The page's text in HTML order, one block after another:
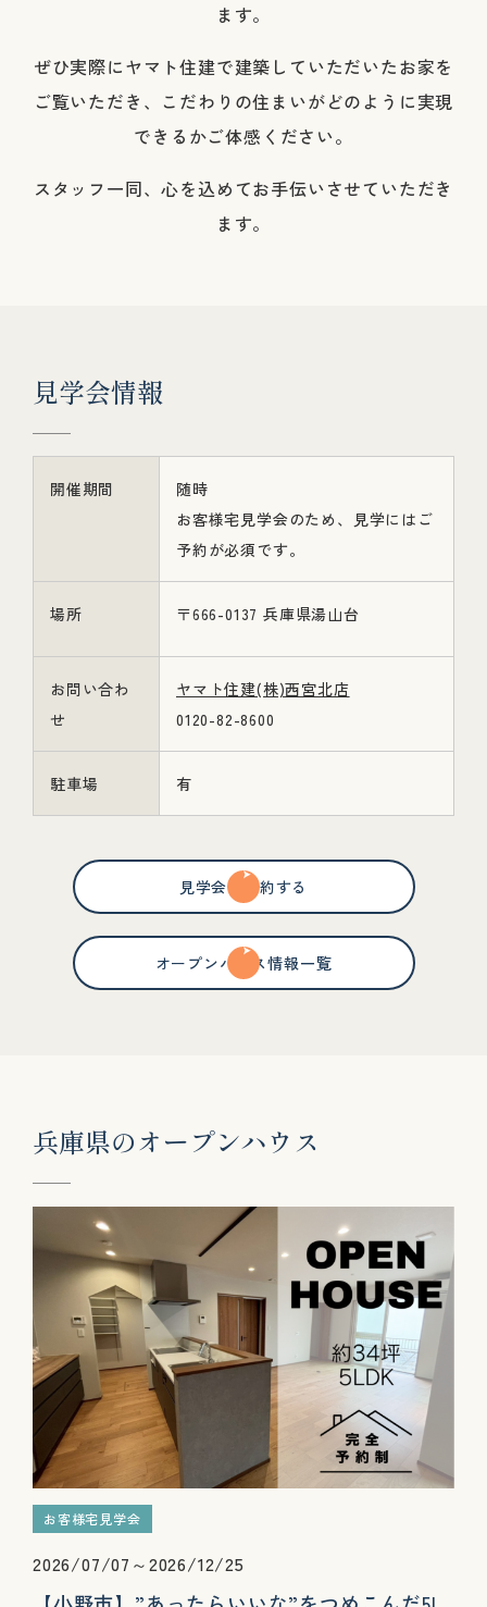
ます。
ぜひ実際にヤマト住建で建築していただいたお家を
ご覧いただき、こだわりの住まいがどのように実現
できるかご体感ください。
スタッフ一同、心を込めてお手伝いさせていただき
ます。
見学会情報
開催期間
随時
お客様宅見学会のため、見学にはご
予約が必須です。
場所 〒666-0137 兵庫県湯山台
お問い合わ
せ
ヤマト住建(株)西宮北店
0120-82-8600
駐車場 有
見学会を予約する
オープンハウス情報一覧
兵庫県のオープンハウ ス
お客様宅見学会
2026/07/07～2026/12/25